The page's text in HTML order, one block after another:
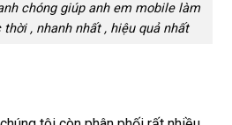
chóng giúp anh em mobile làm
, nhanh nhất , hiệu quả nhất